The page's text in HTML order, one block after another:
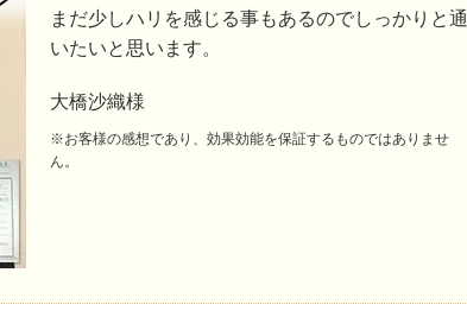
まだ少しハリを感じる事もあるのでしっかりと通
いたいと思います。
大橋沙織様
※お客様の感想であり、効果効能を保証するものではありませ
ん。